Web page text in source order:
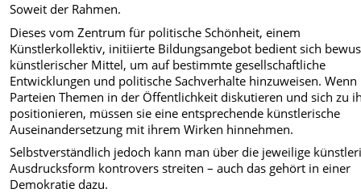
Soweit der Rahmen.
Dieses vom Zentrum für politische Schönheit, einem
Künstlerkollektiv, initiierte Bildungsangebot bedient sich
künstlerischer Mittel, um auf bestimmte gesellschaftliche
Entwicklungen und politische Sachverhalte hinzuweisen. Wenn
Parteien Themen in der Öffentlichkeit diskutieren und sich zu
positionieren, müssen sie eine entsprechende künstlerische
Auseinandersetzung mit ihrem Wirken hinnehmen.
Selbstverständlich jedoch kann man über die jeweilige
Ausdrucksform kontrovers streiten – auch das gehört in einer
Demokratie dazu.